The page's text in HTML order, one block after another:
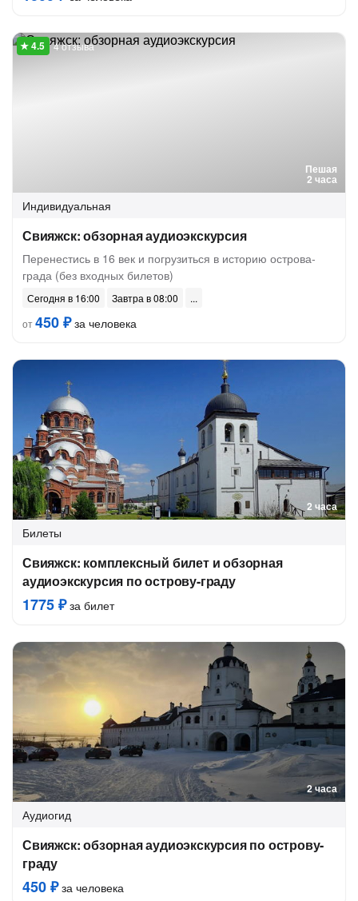
Пешая
2 часа
4 отзыва
Индивидуальная
Свияжск: обзорная аудиоэкскурсия
Перенестись в 16 век и погрузиться в историю острова-
града (без входных билетов)
Сегодня в 16:00
Завтра в 08:00
от450 ₽за человека
2 часа
Билеты
Свияжск: комплексный билет и обзорная
аудиоэкскурсия по острову-граду
1775 ₽за билет
2 часа
Аудиогид
Свияжск: обзорная аудиоэкскурсия по острову-
граду
450 ₽за человека